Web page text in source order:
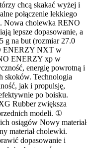
chcą skakać wyżej i
połączenie lekkiego
Nowa cholewka RENO
lepsze dopasowanie, a
g na but (rozmiar 27.0
ENERZY NXT w
ENERZY xp w
energię powrotną i
skoków. Technologia
jak i propulsję,
po boisku.
Rubber zwiększa
modeli. ①
osiągów Nowy materiał
materiał cholewki.
dopasowanie i